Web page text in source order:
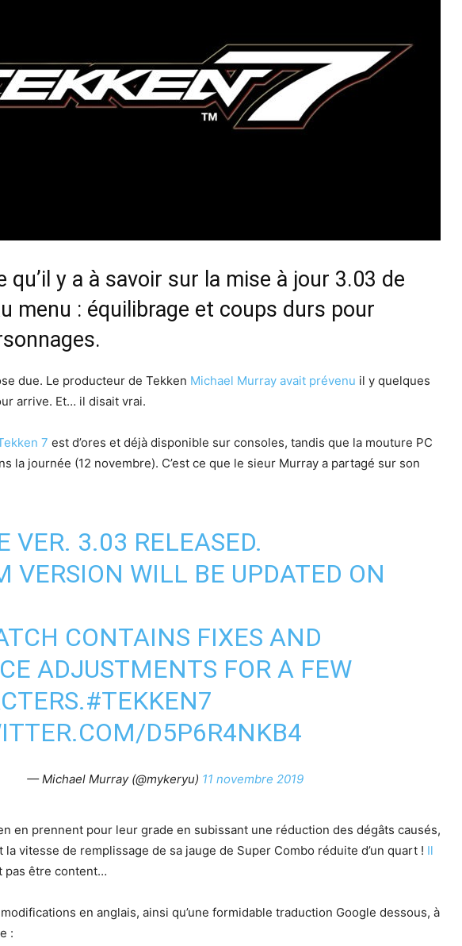
qu’il y a à savoir sur la mise à jour 3.03 de
menu : équilibrage et coups durs pour
due. Le producteur de Tekken Michael Murray avait prévenu il y quelques
arrive. Et… il disait vrai.
7 est d’ores et déjà disponible sur consoles, tandis que la mouture PC
la journée (12 novembre). C’est ce que le sieur Murray a partagé sur son
VER. 3.03 RELEASED.
VERSION WILL BE UPDATED ON
CONTAINS FIXES AND
ADJUSTMENTS FOR A FEW
#TEKKEN7
D5P6R4NKB4
— Michael Murray (@mykeryu) 11 novembre 2019
en prennent pour leur grade en subissant une réduction des dégâts causés,
la vitesse de remplissage de sa jauge de Super Combo réduite d’un quart ! Il
pas être content…
en anglais, ainsi qu’une formidable traduction Google dessous, à
: